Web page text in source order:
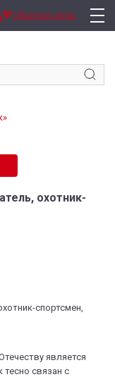
Обратная связь
охотник-
является
связан с